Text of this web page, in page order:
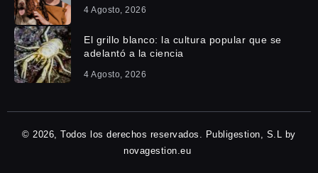
4 Agosto, 2026
El grillo blanco: la cultura popular que se
adelantó a la ciencia
4 Agosto, 2026
© 2026, Todos los derechos reservados. Publigestion, S.L by
novagestion.eu